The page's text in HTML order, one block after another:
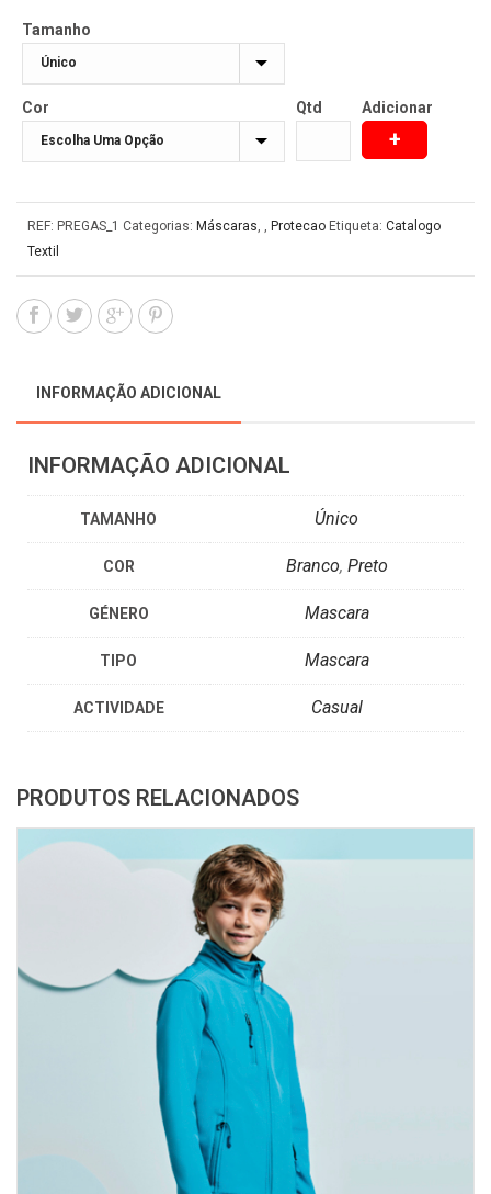
Tamanho
Cor Qtd Adicionar
+
REF: PREGAS_1 Categorias: Máscaras Protecao Etiqueta: Catalogo
Textil
INFORMAÇÃO ADICIONAL
INFORMAÇÃO ADICIONAL
TAMANHO Único
COR Branco, Preto
GÉNERO Mascara
TIPO Mascara
ACTIVIDADE Casual
PRODUTOS RELACIONADOS